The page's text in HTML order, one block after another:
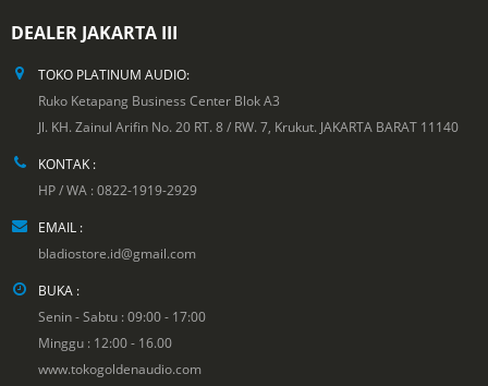
DEALER JAKARTA III
TOKO PLATINUM AUDIO:
Ruko Ketapang Business Center Blok A3
Jl. KH. Zainul Arifin No. 20 RT. 8 / RW. 7, Krukut. JAKARTA BARAT 11140
KONTAK :
HP / WA : 0822-1919-2929
EMAIL :
bladiostore.id@gmail.com
BUKA :
Senin - Sabtu : 09:00 - 17:00
Minggu : 12:00 - 16.00
www.tokogoldenaudio.com